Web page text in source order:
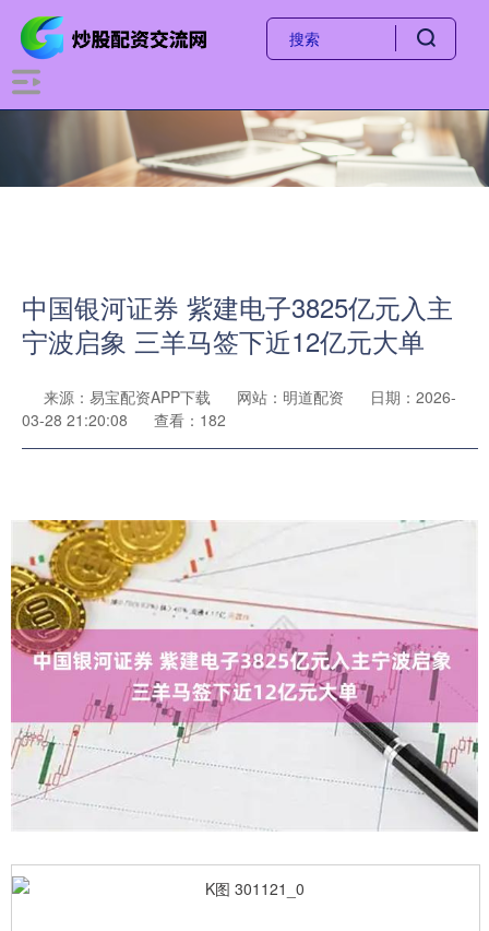
中国银河证券 紫建电子3825亿元入主
宁波启象 三羊马签下近12亿元大单
来源：易宝配资APP下载 网站：明道配资
日期：2026-
03-28 21:20:08
查看：182